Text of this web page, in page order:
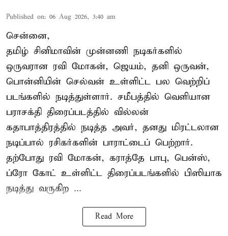
Published on: 06 Aug 2026, 3:40 am
சென்னை,
தமிழ் சினிமாவின் முன்னணி நடிகர்களில்
ஒருவரான ரவி மோகன், ஜெயம், தனி ஒருவன்,
பொன்னியின் செல்வன் உள்ளிட்ட பல வெற்றிப்
படங்களில் நடித்துள்ளார். சமீபத்தில் வெளியான
பராசக்தி திரைப்படத்தில் வில்லன்
கதாபாத்திரத்தில் நடித்த அவர், தனது மிரட்டலான
நடிப்பால் ரசிகர்களின் பாராட்டைப் பெற்றார்.
தற்போது ரவி மோகன், கராத்தே பாபு, பென்ஸ்,
ப்ரோ கோட் உள்ளிட்ட திரைப்படங்களில் பிஸியாக
நடித்து வருகிற ...
Read More